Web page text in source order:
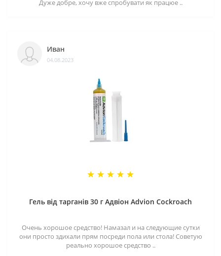
Дуже добре, хочу вже спробувати як працюе ..
Иван
04.08.2023
Гель від тарганів 30 г Адвіон Advion Cockroach
Очень хорошое средство! Намазал и на следующие сутки
они просто здихали прям посреди пола или стола! Советую
реально хорошое средство ..